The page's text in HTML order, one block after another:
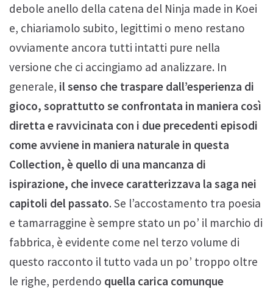
debole anello della catena del Ninja made in Koei
e, chiariamolo subito, legittimi o meno restano
ovviamente ancora tutti intatti pure nella
versione che ci accingiamo ad analizzare. In
generale, il senso che traspare dall’esperienza di
gioco, soprattutto se confrontata in maniera così
diretta e ravvicinata con i due precedenti episodi
come avviene in maniera naturale in questa
Collection, è quello di una mancanza di
ispirazione, che invece caratterizzava la saga nei
capitoli del passato. Se l’accostamento tra poesia
e tamarraggine è sempre stato un po’ il marchio di
fabbrica, è evidente come nel terzo volume di
questo racconto il tutto vada un po’ troppo oltre
le righe, perdendo quella carica comunque